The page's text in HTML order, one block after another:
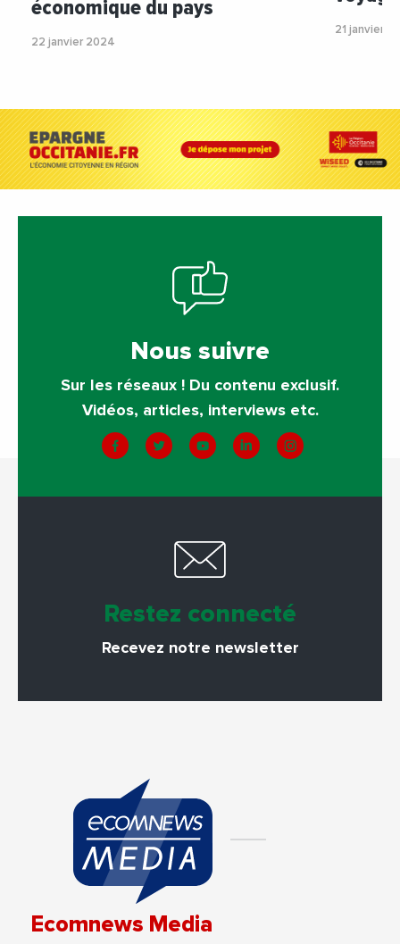
économique du pays
22 janvier 2024
21 janvier
Nous suivre
Sur les réseaux ! Du contenu exclusif.
Vidéos, articles, interviews etc.
Restez connecté
Recevez notre newsletter
Ecomnews Media